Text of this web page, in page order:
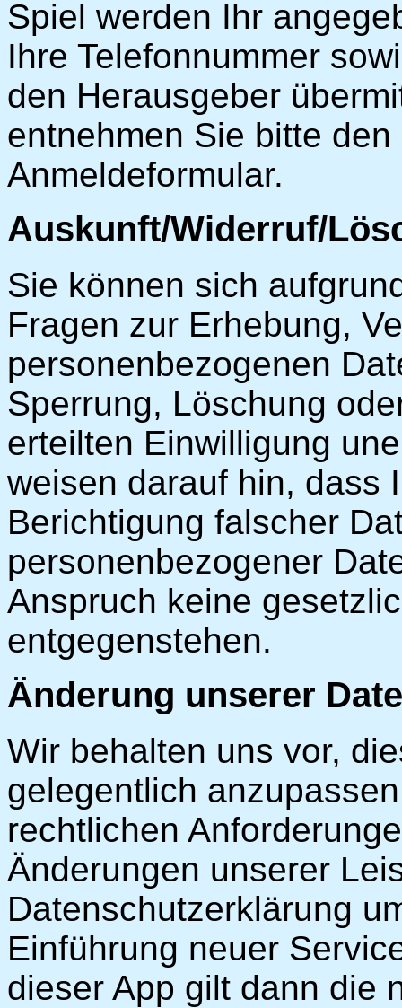
Spiel werden Ihr
Ihre Telefonnummer
den Herausgeber
entnehmen Sie bitte
Anmeldeformular.
Auskunft/Widerruf/
Sie können sich
Fragen zur Erhebung,
personenbezogenen
Sperrung, Löschung
erteilten Einwilligung
weisen darauf hin, dass
Berichtigung falscher
personenbezogener
Anspruch keine
entgegenstehen.
Änderung unserer
Wir behalten uns vor,
gelegentlich
rechtlichen
Änderungen unserer
Datenschutzerklärung
Einführung neuer
dieser App gilt dann die